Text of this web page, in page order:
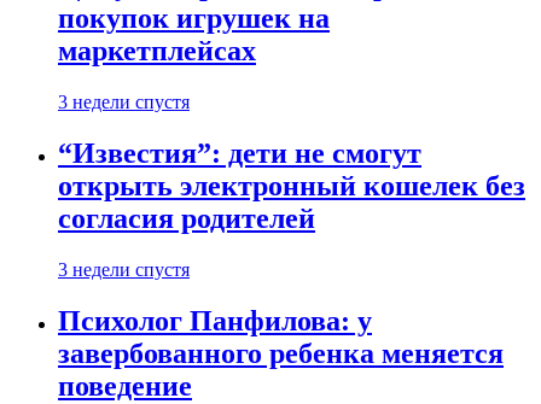
покупок игрушек на
маркетплейсах
3 недели спустя
“Известия”: дети не смогут
открыть электронный кошелек без
согласия родителей
3 недели спустя
Психолог Панфилова: у
завербованного ребенка меняется
поведение